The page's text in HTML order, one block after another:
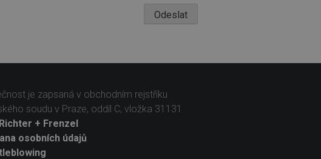
Odeslat
je zapsaná v obchodním rejstříku
soudu v Praze, oddíl C, vložka 31131
Richter + Frenzel
osobních údajů